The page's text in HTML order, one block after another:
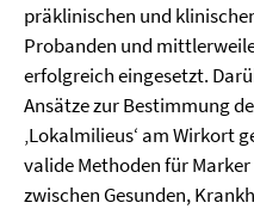
präklinischen und
Probanden und
erfolgreich eingesetzt.
Ansätze zur Bestimmung
‚Lokalmilieus‘ am Wirkort
valide Methoden für
zwischen Gesunden,